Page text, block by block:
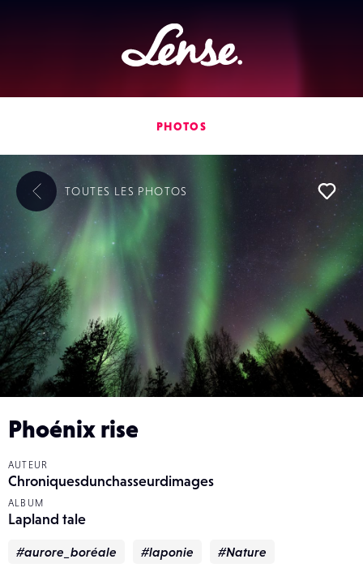
Lense
PHOTOS
Phoénix rise
AUTEUR
Chroniquesdunchasseurdimages
ALBUM
Lapland tale
#aurore_boréale #laponie #Nature
TOUTES LES PHOTOS